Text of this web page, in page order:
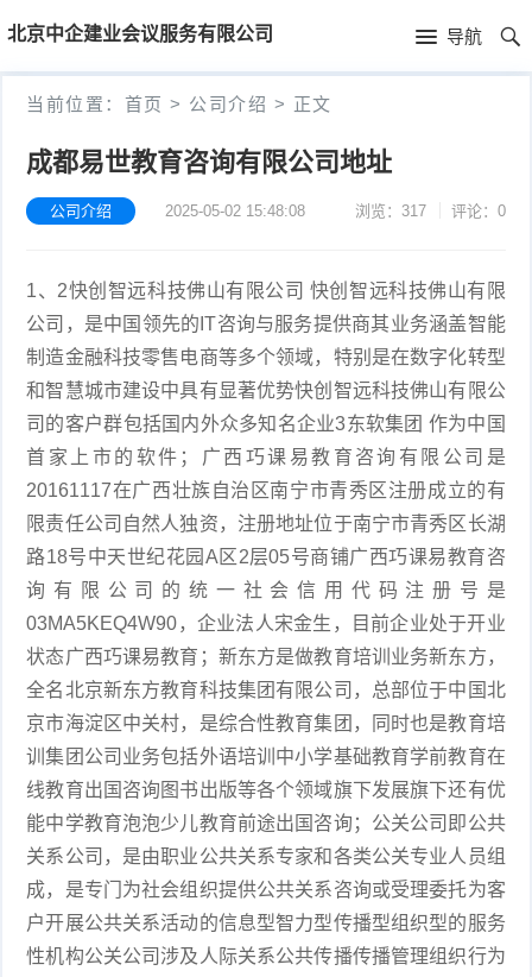
北京中企建业会议服务有限公司 导航
首
页
首
当前位置： 首页 > 公司介绍 > 正文
成都易世教育咨询有限公司地址
公司介绍 2025-05-02 15:48:08 浏览：317 评论：0
1、2快创智远科技佛山有限公司 快创智远科技佛山有限
公司，是中国领先的IT咨询与服务提供商其业务涵盖智能
制造金融科技零售电商等多个领域，特别是在数字化转型
和智慧城市建设中具有显著优势快创智远科技佛山有限公
司的客户群包括国内外众多知名企业3东软集团 作为中国
首家上市的软件；广西巧课易教育咨询有限公司是
20161117在广西壮族自治区南宁市青秀区注册成立的有
限责任公司自然人独资，注册地址位于南宁市青秀区长湖
路18号中天世纪花园A区2层05号商铺广西巧课易教育咨
询有限公司的统一社会信用代码注册号是
03MA5KEQ4W90，企业法人宋金生，目前企业处于开业
状态广西巧课易教育；新东方是做教育培训业务新东方，
全名北京新东方教育科技集团有限公司，总部位于中国北
京市海淀区中关村，是综合性教育集团，同时也是教育培
训集团公司业务包括外语培训中小学基础教育学前教育在
线教育出国咨询图书出版等各个领域旗下发展旗下还有优
能中学教育泡泡少儿教育前途出国咨询；公关公司即公共
关系公司，是由职业公共关系专家和各类公关专业人员组
成，是专门为社会组织提供公共关系咨询或受理委托为客
户开展公共关系活动的信息型智力型传播型组织型的服务
性机构公关公司涉及人际关系公共传播传播管理组织行为